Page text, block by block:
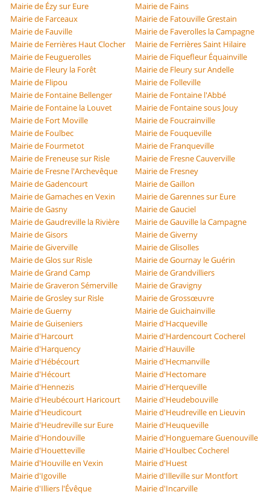
Mairie de Ézy sur Eure
Mairie de Fains
Mairie de Farceaux
Mairie de Fatouville Grestain
Mairie de Fauville
Mairie de Faverolles la Campagne
Mairie de Ferrières Haut Clocher
Mairie de Ferrières Saint Hilaire
Mairie de Feuguerolles
Mairie de Fiquefleur Équainville
Mairie de Fleury la Forêt
Mairie de Fleury sur Andelle
Mairie de Flipou
Mairie de Folleville
Mairie de Fontaine Bellenger
Mairie de Fontaine l'Abbé
Mairie de Fontaine la Louvet
Mairie de Fontaine sous Jouy
Mairie de Fort Moville
Mairie de Foucrainville
Mairie de Foulbec
Mairie de Fouqueville
Mairie de Fourmetot
Mairie de Franqueville
Mairie de Freneuse sur Risle
Mairie de Fresne Cauverville
Mairie de Fresne l'Archevêque
Mairie de Fresney
Mairie de Gadencourt
Mairie de Gaillon
Mairie de Gamaches en Vexin
Mairie de Garennes sur Eure
Mairie de Gasny
Mairie de Gauciel
Mairie de Gaudreville la Rivière
Mairie de Gauville la Campagne
Mairie de Gisors
Mairie de Giverny
Mairie de Giverville
Mairie de Glisolles
Mairie de Glos sur Risle
Mairie de Gournay le Guérin
Mairie de Grand Camp
Mairie de Grandvilliers
Mairie de Graveron Sémerville
Mairie de Gravigny
Mairie de Grosley sur Risle
Mairie de Grossœuvre
Mairie de Guerny
Mairie de Guichainville
Mairie de Guiseniers
Mairie d'Hacqueville
Mairie d'Harcourt
Mairie d'Hardencourt Cocherel
Mairie d'Harquency
Mairie d'Hauville
Mairie d'Hébécourt
Mairie d'Hecmanville
Mairie d'Hécourt
Mairie d'Hectomare
Mairie d'Hennezis
Mairie d'Herqueville
Mairie d'Heubécourt Haricourt
Mairie d'Heudebouville
Mairie d'Heudicourt
Mairie d'Heudreville en Lieuvin
Mairie d'Heudreville sur Eure
Mairie d'Heuqueville
Mairie d'Hondouville
Mairie d'Honguemare Guenouville
Mairie d'Houetteville
Mairie d'Houlbec Cocherel
Mairie d'Houville en Vexin
Mairie d'Huest
Mairie d'Igoville
Mairie d'Illeville sur Montfort
Mairie d'Illiers l'Évêque
Mairie d'Incarville